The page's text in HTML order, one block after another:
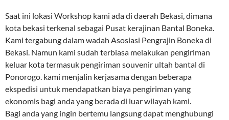
Saat ini lokasi Workshop kami ada di daerah Bekasi, dimana
kota bekasi terkenal sebagai Pusat kerajinan Bantal Boneka.
Kami tergabung dalam wadah Asosiasi Pengrajin Boneka di
Bekasi. Namun kami sudah terbiasa melakukan pengiriman
keluar kota termasuk pengiriman souvenir ultah bantal di
Ponorogo. kami menjalin kerjasama dengan beberapa
ekspedisi untuk mendapatkan biaya pengiriman yang
ekonomis bagi anda yang berada di luar wilayah kami.
Bagi anda yang ingin bertemu langsung dapat menghubungi